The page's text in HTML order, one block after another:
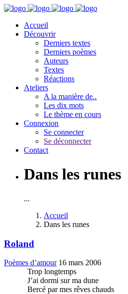
Accueil
Découvrir
Derniers textes
Derniers poèmes
Auteurs
Textes
Réactions
Ateliers
A la manière de..
Les dix mots
Le thème en cours
Connexion
Se connecter
Se déconnecter
Contact
Dans les runes
...
Accueil
Dans les runes
Roland
Poèmes d’amour 16 mars 2006
Trop longtemps
J’ai dormi sur ma dune
Bercé par mes rêves chauds